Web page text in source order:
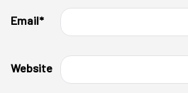
Email*
Website